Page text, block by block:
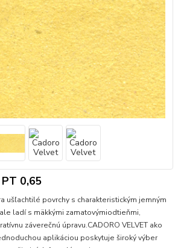
0,65
ušľachtilé povrchy s charakteristickým jemným
ladí s mäkkými zamatovýmiodtieňmi,
záverečnú úpravu.CADORO VELVET ako
aplikáciou poskytuje široký výber